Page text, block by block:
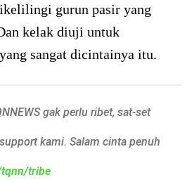
gurun pasir yang
kelak diuji untuk
sangat dicintainya itu.
gak perlu ribet, sat-set
kami. Salam cinta penuh
tribe